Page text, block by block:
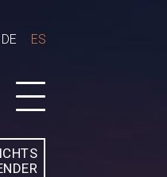
DE ES